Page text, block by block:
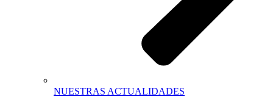
NUESTRAS ACTUALIDADES